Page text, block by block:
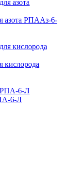
азота РПААз-6-
кислорода
6-Л